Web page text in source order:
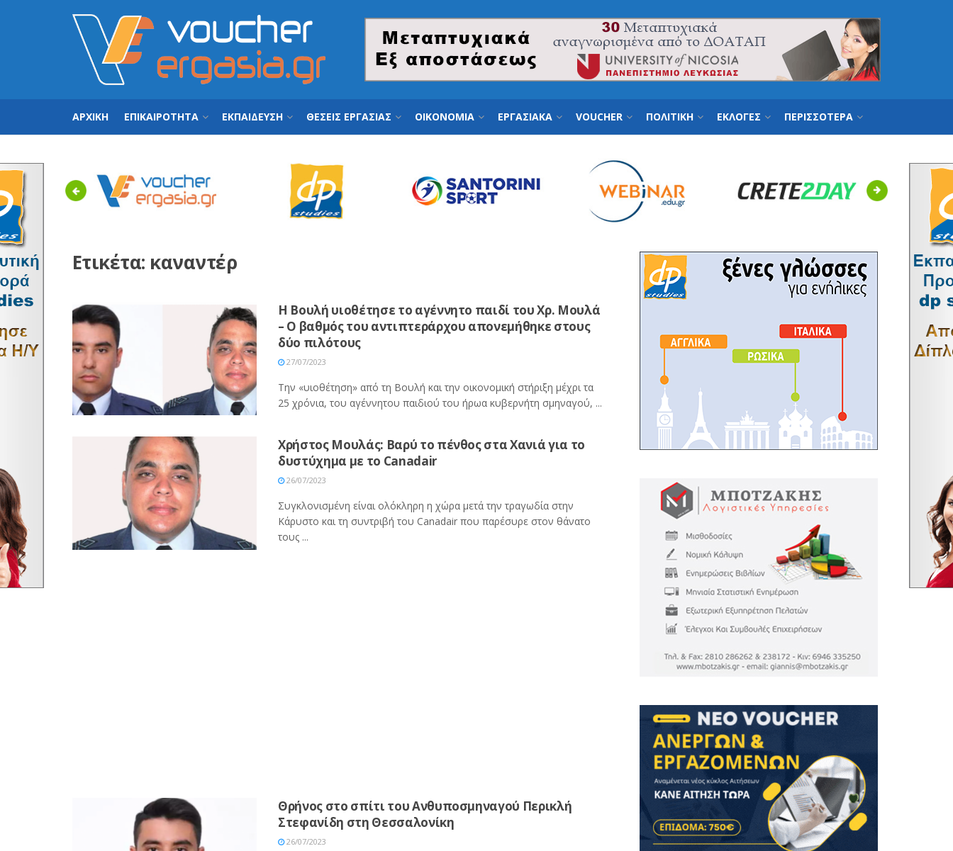
ΑΡΧΙΚΗ ΕΠΙΚΑΙΡΟΤΗΤΑ ΕΚΠΑΙΔΕΥΣΗ ΘΕΣΕΙΣ ΕΡΓΑΣΙΑΣ ΟΙΚΟΝΟΜΙΑ ΕΡΓΑΣΙΑΚΑ VOUCHER ΠΟΛΙΤΙΚΗ ΕΚΛΟΓΕΣ ΠΕΡΙΣΣΟΤΕΡΑ
Previous Next
Ετικέτα: καναντέρ
Η Βουλή υιοθέτησε το αγέννητο παιδί του Χρ. Μουλά
– Ο βαθμός του αντιπτεράρχου απονεμήθηκε στους
δύο πιλότους
27/07/2023
Την «υιοθέτηση» από τη Βουλή και την οικονομική στήριξη μέχρι τα
25 χρόνια, του αγέννητου παιδιού του ήρωα κυβερνήτη σμηναγού, ...
Χρήστος Μουλάς: Βαρύ το πένθος στα Χανιά για το
δυστύχημα με το Canadair
26/07/2023
Συγκλονισμένη είναι ολόκληρη η χώρα μετά την τραγωδία στην
Κάρυστο και τη συντριβή του Canadair που παρέσυρε στον θάνατο
τους ...
Θρήνος στο σπίτι του Ανθυποσμηναγού Περικλή
Στεφανίδη στη Θεσσαλονίκη
26/07/2023